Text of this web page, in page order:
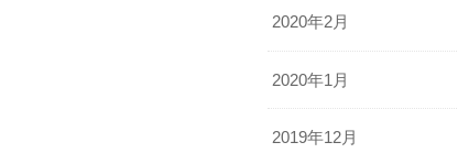
2020年2月
2020年1月
2019年12月